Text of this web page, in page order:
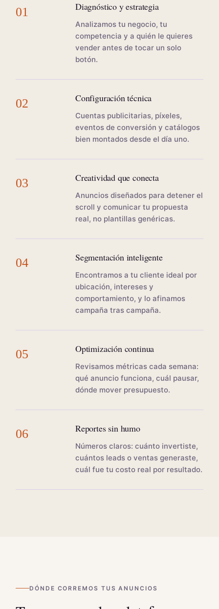
01 Diagnóstico y estrategia
Analizamos tu negocio, tu
competencia y a quién le quieres
vender antes de tocar un solo
botón.
02 Configuración técnica
Cuentas publicitarias, píxeles,
eventos de conversión y catálogos
bien montados desde el día uno.
03 Creatividad que conecta
Anuncios diseñados para detener el
scroll y comunicar tu propuesta
real, no plantillas genéricas.
04 Segmentación inteligente
Encontramos a tu cliente ideal por
ubicación, intereses y
comportamiento, y lo afinamos
campaña tras campaña.
05 Optimización continua
Revisamos métricas cada semana:
qué anuncio funciona, cuál pausar,
dónde mover presupuesto.
06 Reportes sin humo
Números claros: cuánto invertiste,
cuántos leads o ventas generaste,
cuál fue tu costo real por resultado.
DÓNDE CORREMOS TUS ANUNCIOS